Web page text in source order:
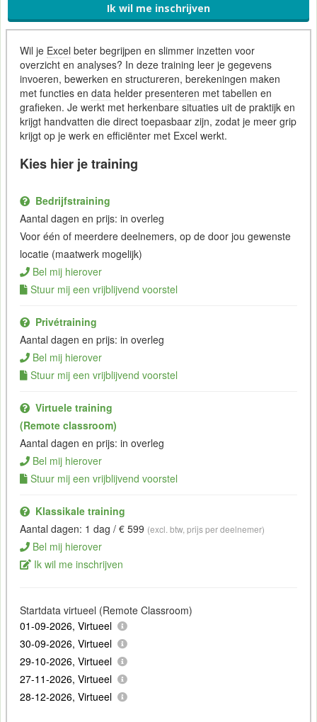
Ik wil me inschrijven
Wil je Excel beter begrijpen en slimmer inzetten voor
overzicht en analyses? In deze training leer je gegevens
invoeren, bewerken en structureren, berekeningen maken
met functies en data helder presenteren met tabellen en
grafieken. Je werkt met herkenbare situaties uit de praktijk en
krijgt handvatten die direct toepasbaar zijn, zodat je meer grip
krijgt op je werk en efficiënter met Excel werkt.
Kies hier je training
Bedrijfstraining
Aantal dagen en prijs: in overleg
Voor één of meerdere deelnemers, op de door jou gewenste
locatie (maatwerk mogelijk)
Bel mij hierover
Stuur mij een vrijblijvend voorstel
Privétraining
Aantal dagen en prijs: in overleg
Bel mij hierover
Stuur mij een vrijblijvend voorstel
Virtuele training
(Remote classroom)
Aantal dagen en prijs: in overleg
Bel mij hierover
Stuur mij een vrijblijvend voorstel
Klassikale training
Aantal dagen: 1 dag / € 599 (excl. btw, prijs per deelnemer)
Bel mij hierover
Ik wil me inschrijven
Startdata virtueel (Remote Classroom)
01-09-2026, Virtueel
30-09-2026, Virtueel
29-10-2026, Virtueel
27-11-2026, Virtueel
28-12-2026, Virtueel